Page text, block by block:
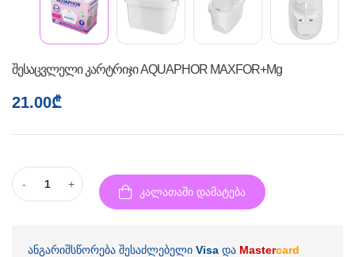
შესაცვლელი კარტრიჯი AQUAPHOR MAXFOR+Mg
21.00₾
- +
კალათაში დამატება
ანგარიშსწორება შესაძლებელი Visa და Mastercard